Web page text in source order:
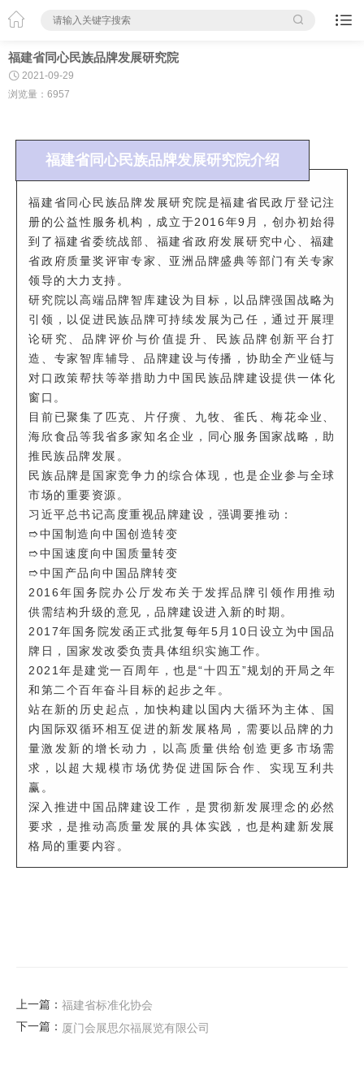
  
福建省同心民族品牌发展研究院
 2021-09-29
浏览量：6957
福建省同心民族品牌发展研究院介绍
福建省同心民族品牌发展研究院是福建省民政厅登记注
册的公益性服务机构，成立于2016年9月，创办初始得
到了福建省委统战部、福建省政府发展研究中心、福建
省政府质量奖评审专家、亚洲品牌盛典等部门有关专家
领导的大力支持。
研究院以高端品牌智库建设为目标，以品牌强国战略为
引领，以促进民族品牌可持续发展为己任，通过开展理
论研究、品牌评价与价值提升、民族品牌创新平台打
造、专家智库辅导、品牌建设与传播，协助全产业链与
对口政策帮扶等举措助力中国民族品牌建设提供一体化
窗口。
目前已聚集了匹克、片仔癀、九牧、雀氏、梅花伞业、
海欣食品等我省多家知名企业，同心服务国家战略，助
推民族品牌发展。
民族品牌是国家竞争力的综合体现，也是企业参与全球
市场的重要资源。
习近平总书记高度重视品牌建设，强调要推动：
➱中国制造向中国创造转变
➱中国速度向中国质量转变
➱中国产品向中国品牌转变
2016年国务院办公厅发布关于发挥品牌引领作用推动
供需结构升级的意见，品牌建设进入新的时期。
2017年国务院发函正式批复每年5月10日设立为中国品
牌日，国家发改委负责具体组织实施工作。
2021年是建党一百周年，也是“十四五”规划的开局之年
和第二个百年奋斗目标的起步之年。
站在新的历史起点，加快构建以国内大循环为主体、国
内国际双循环相互促进的新发展格局，需要以品牌的力
量激发新的增长动力，以高质量供给创造更多市场需
求，以超大规模市场优势促进国际合作、实现互利共
赢。
深入推进中国品牌建设工作，是贯彻新发展理念的必然
要求，是推动高质量发展的具体实践，也是构建新发展
格局的重要内容 。
上一篇： 福建省标准化协会
下一篇： 厦门会展思尔福展览有限公司